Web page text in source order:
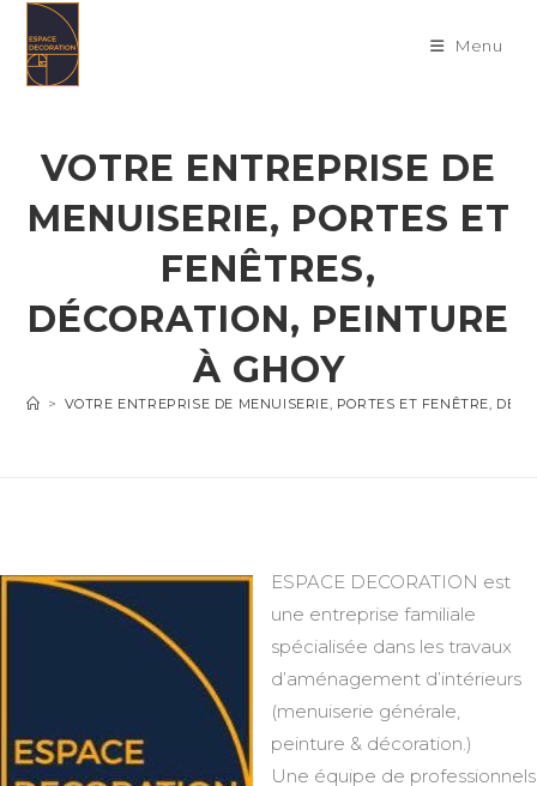
content
Menu
VOTRE ENTREPRISE DE
MENUISERIE, PORTES ET
FENÊTRES,
DÉCORATION, PEINTURE
À GHOY
> VOTRE ENTREPRISE DE MENUISERIE, PORTES ET FENÊTRE,
ESPACE DECORATION est
une entreprise familiale
spécialisée dans les travaux
d’aménagement d’intérieurs
(menuiserie générale,
peinture & décoration.)
Une équipe de professionnels